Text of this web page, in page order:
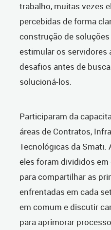
trabalho, muitas vezes
percebidas de forma
construção de
estimular os servidores
desafios antes de
solucioná-los.
Participaram da
áreas de Contratos,
Tecnológicas da Smati.
eles foram divididos
para compartilhar as
enfrentadas em cada
em comum e discutir
para aprimorar